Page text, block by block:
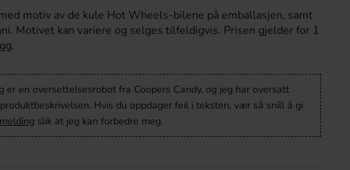
Köp Köp
motiv av de kule Hot Wheels-bilene på emballasjen, samt
Motivet kan variere og selges tilfeldigvis. Prisen gjelder for 1
er en oversettelsesrobot fra Coopers Candy, og jeg har oversatt
Hvis du oppdager feil i teksten, vær så snill å gi
slik at jeg kan forbedre meg.